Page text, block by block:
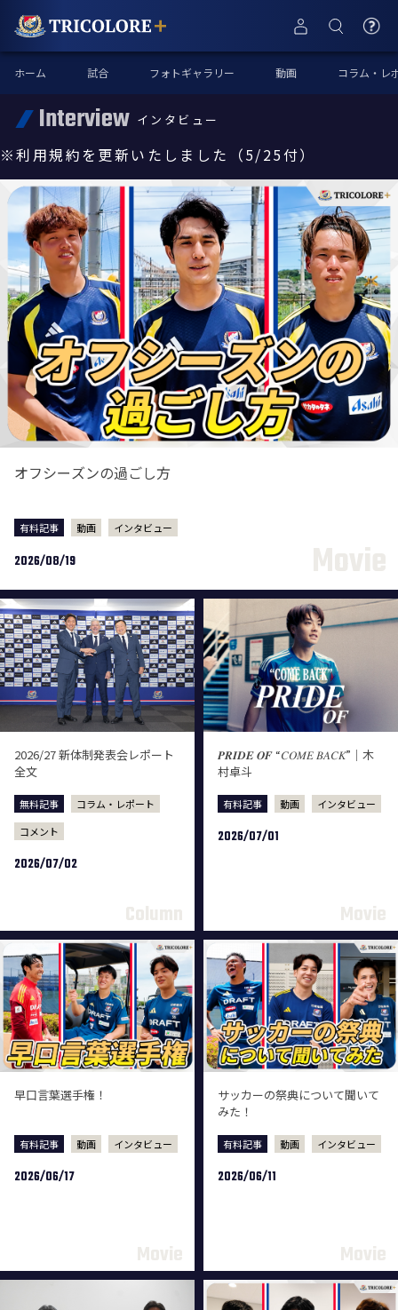
ホーム 試合 フォトギャラリー 動画 コラム・レ
Interview インタビュー
※利用規約を更新いたしました（5/25付）
オフシーズンの過ごし方
有料記事 動画 インタビュー
2026/08/19
2026/27 新体制発表会レポート
全文
無料記事
コラム・レポート
コメント
2026/07/02
𝑷𝑹𝑰𝑫𝑬 𝑶𝑭 “𝐶𝑂𝑀𝐸 𝐵𝐴𝐶𝐾”｜木
村卓斗
有料記事 動画 インタビュー
2026/07/01
早口言葉選手権！
有料記事 動画 インタビュー
2026/06/17
サッカーの祭典について聞いて
みた！
有料記事 動画 インタビュー
2026/06/11